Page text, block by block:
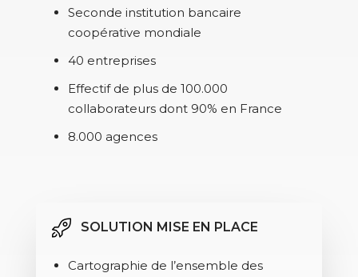
Seconde institution bancaire
coopérative mondiale
40 entreprises
Effectif de plus de 100.000
collaborateurs dont 90% en France
8.000 agences
SOLUTION MISE EN PLACE
Cartographie de l’ensemble des